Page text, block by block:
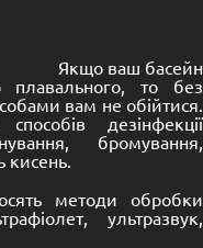
Якщо ваш басейн
плавального, то без
вам не обійтися.
дезінфекції
бромування,
кисень.
методи обробки
ультразвук,